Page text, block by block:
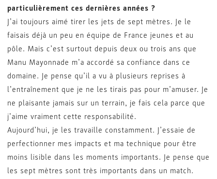
particulièrement ces dernières années ?
J’ai toujours aimé tirer les jets de sept mètres. Je le
faisais déjà un peu en équipe de France jeunes et au
pôle. Mais c’est surtout depuis deux ou trois ans que
Manu Mayonnade m’a accordé sa confiance dans ce
domaine. Je pense qu’il a vu à plusieurs reprises à
l’entraînement que je ne les tirais pas pour m’amuser. Je
ne plaisante jamais sur un terrain, je fais cela parce que
j’aime vraiment cette responsabilité.
Aujourd’hui, je les travaille constamment. J’essaie de
perfectionner mes impacts et ma technique pour être
moins lisible dans les moments importants. Je pense que
les sept mètres sont très importants dans un match.